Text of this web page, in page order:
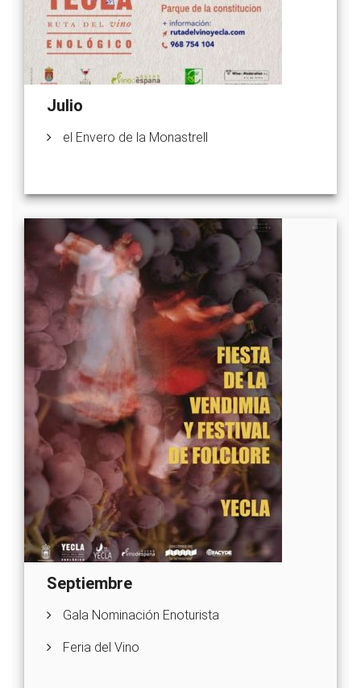
Julio
el Envero de la Monastrell
Septiembre
Gala Nominación Enoturista
Feria del Vino